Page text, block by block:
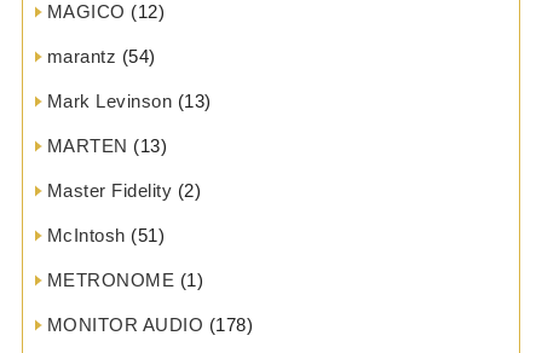
MAGICO (12)
marantz (54)
Mark Levinson (13)
MARTEN (13)
Master Fidelity (2)
McIntosh (51)
METRONOME (1)
MONITOR AUDIO (178)